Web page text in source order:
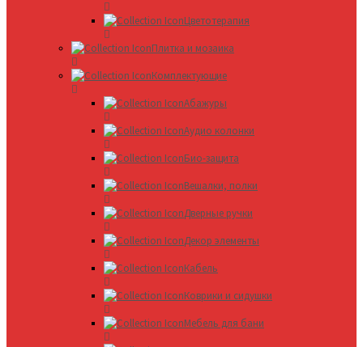
Цветотерапия
Плитка и мозаика
Комплектующие
Абажуры
Аудио колонки
Био-защита
Вешалки, полки
Дверные ручки
Декор элементы
Кабель
Коврики и сидушки
Мебель для бани